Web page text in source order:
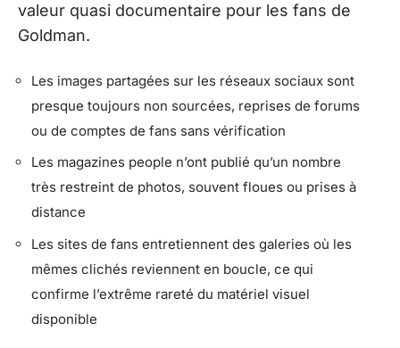
valeur quasi documentaire pour les fans de
Goldman.
Les images partagées sur les réseaux sociaux sont
presque toujours non sourcées, reprises de forums
ou de comptes de fans sans vérification
Les magazines people n’ont publié qu’un nombre
très restreint de photos, souvent floues ou prises à
distance
Les sites de fans entretiennent des galeries où les
mêmes clichés reviennent en boucle, ce qui
confirme l’extrême rareté du matériel visuel
disponible